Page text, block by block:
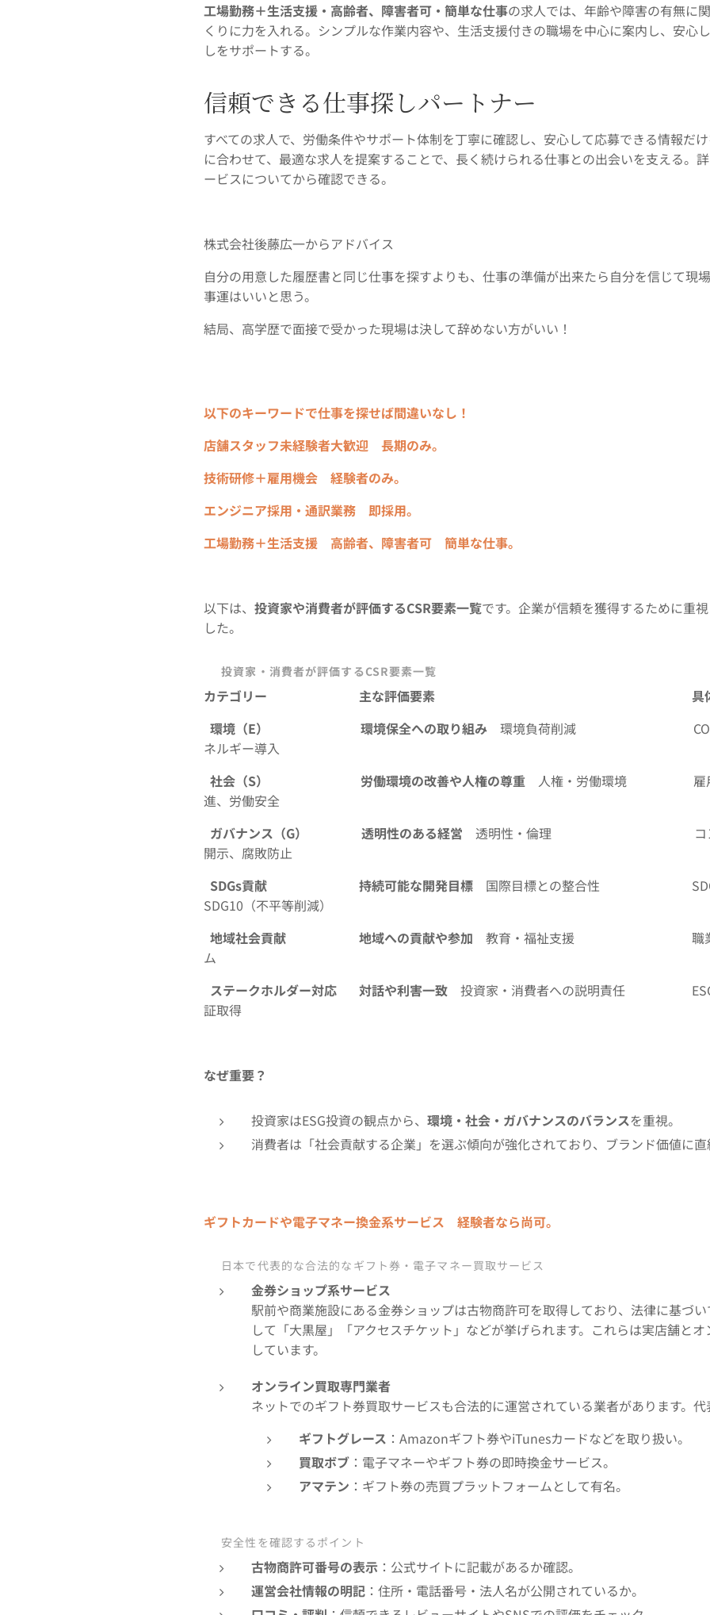
工場勤務＋生活支援・高齢者、障害者可・簡単な仕事の求人では、年齢や障害の有無に
くりに力を入れる。シンプルな作業内容や、生活支援付きの職場を中心に案内し、安心
しをサポートする。
信頼できる仕事探しパートナー
すべての求人で、労働条件やサポート体制を丁寧に確認し、安心して応募できる情報だ
に合わせて、最適な求人を提案することで、長く続けられる仕事との出会いを支える。
ービスについてから確認できる。
株式会社後藤広一からアドバイス
自分の用意した履歴書と同じ仕事を探すよりも、仕事の準備が出来たら自分を信じて現
事運はいいと思う。
結局、高学歴で面接で受かった現場は決して辞めない方がいい！
以下のキーワードで仕事を探せば間違いなし！
店舗スタッフ未経験者大歓迎 長期のみ。
技術研修＋雇用機会 経験者のみ。
エンジニア採用・通訳業務 即採用。
工場勤務＋生活支援 高齢者、障害者可 簡単な仕事。
以下は、 投資家や消費者が評価するCSR要素一覧です。企業が信頼を獲得するために重
した。
✅投資家・消費者が評価するCSR要素一覧
カテゴリー 主な評価要素 具体
環境（E）
環境保全への取り組み 環境負荷削減 CO₂排出
ネルギー導入
社会（S）
労働環境の改善や人権の尊重 人権・労働環境 雇用支
進、労働安全
ガバナンス（G）
透明性のある経営 透明性・倫理 コンプライ
開示、腐敗防止
SDGs貢献
持続可能な開発目標 国際目標との整合性 SDG8（
SDG10（不平等削減）
地域社会貢献
地域への貢献や参加 教育・福祉支援 職業訓練
ム
ステークホルダー対応
対話や利害一致 投資家・消費者への説明責任 ESG
証取得
なぜ重要？
投資家はESG投資の観点から、 環境・社会・ガバナンスのバランスを重視。
消費者は「社会貢献する企業」を選ぶ傾向が強化されており、ブランド価値に直
ギフトカードや電子マネー換金系サービス 経験者なら尚可。
✅ 日本で代表的な合法的なギフト券・電子マネー買取サービス
金券ショップ系サービス
駅前や商業施設にある金券ショップは古物商許可を取得しており、法律に基づ
して「大黒屋」「アクセスチケット」などが挙げられます。これらは実店舗と
しています。
オンライン買取専門業者
ネットでのギフト券買取サービスも合法的に運営されている業者があります。代
ギフトグレース ：Amazonギフト券やiTunesカードなどを取り扱い。
買取ボブ ：電子マネーやギフト券の即時換金サービス。
アマテン ：ギフト券の売買プラットフォームとして有名。
✅ 安全性を確認するポイント
古物商許可番号の表示 ：公式サイトに記載があるか確認。
運営会社情報の明記 ：住所・電話番号・法人名が公開されているか。